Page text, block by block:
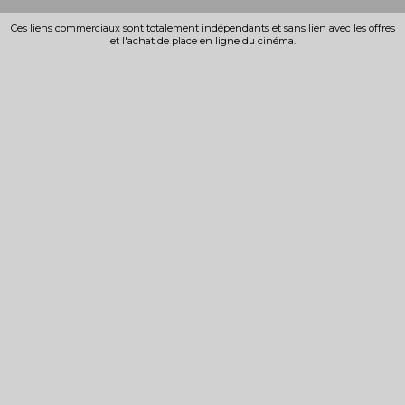
Ces liens commerciaux sont totalement indépendants et sans lien avec les offres
et l'achat de place en ligne du cinéma.